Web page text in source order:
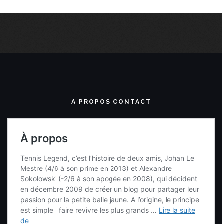
A PROPOS CONTACT